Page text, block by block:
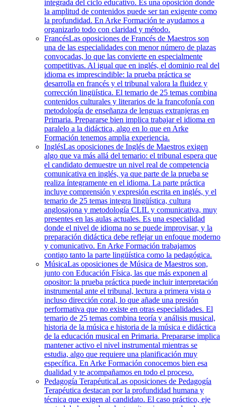
integrada del ciclo educativo. Es una oposición donde
la amplitud de contenidos puede ser tan exigente como
la profundidad. En Arke Formación te ayudamos a
organizarlo todo con claridad y método.
FrancésLas oposiciones de Francés de Maestros son
una de las especialidades con menor número de plazas
convocadas, lo que las convierte en especialmente
competitivas. Al igual que en inglés, el dominio real del
idioma es imprescindible: la prueba práctica se
desarrolla en francés y el tribunal valora la fluidez y
corrección lingüística. El temario de 25 temas combina
contenidos culturales y literarios de la francofonía con
metodología de enseñanza de lenguas extranjeras en
Primaria. Prepararse bien implica trabajar el idioma en
paralelo a la didáctica, algo en lo que en Arke
Formación tenemos amplia experiencia.
InglésLas oposiciones de Inglés de Maestros exigen
algo que va más allá del temario: el tribunal espera que
el candidato demuestre un nivel real de competencia
comunicativa en inglés, ya que parte de la prueba se
realiza íntegramente en el idioma. La parte práctica
incluye comprensión y expresión escrita en inglés, y el
temario de 25 temas integra lingüística, cultura
anglosajona y metodología CLIL y comunicativa, muy
presentes en las aulas actuales. Es una especialidad
donde el nivel de idioma no se puede improvisar, y la
preparación didáctica debe reflejar un enfoque moderno
y comunicativo. En Arke Formación trabajamos
contigo tanto la parte lingüística como la pedagógica.
MúsicaLas oposiciones de Música de Maestros son,
junto con Educación Física, las que más exponen al
opositor: la prueba práctica puede incluir interpretación
instrumental ante el tribunal, lectura a primera vista o
incluso dirección coral, lo que añade una presión
performativa que no existe en otras especialidades. El
temario de 25 temas combina teoría y análisis musical,
historia de la música e historia de la música e didáctica
de la educación musical en Primaria. Prepararse implica
mantener activo el nivel instrumental mientras se
estudia, algo que requiere una planificación muy
específica. En Arke Formación conocemos bien esa
dualidad y te acompañamos en todo el proceso.
Pedagogía TerapéuticaLas oposiciones de Pedagogía
Terapéutica destacan por la profundidad humana y
técnica que exigen al candidato. El caso práctico, eje